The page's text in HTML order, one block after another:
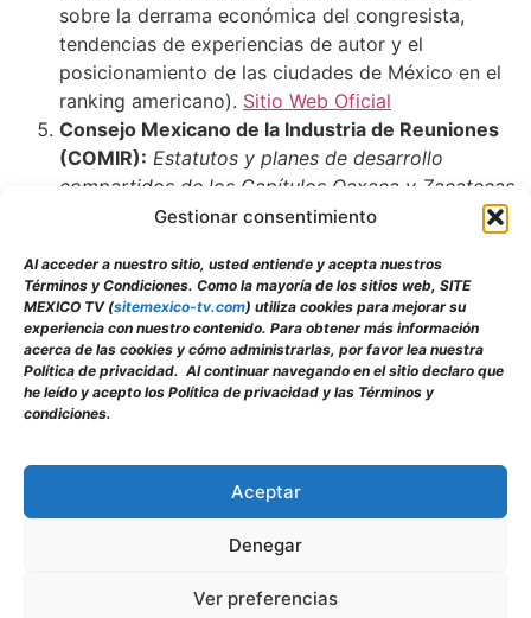
Gestionar consentimiento
Al acceder a nuestro sitio, usted entiende y acepta nuestros
Términos y Condiciones. Como la mayoría de los sitios web, SITE
MEXICO TV (sitemexico-tv.com) utiliza cookies para mejorar su
experiencia con nuestro contenido. Para obtener más información
acerca de las cookies y cómo administrarlas, por favor lea nuestra
Política de privacidad. Al continuar navegando en el sitio declaro que
he leído y acepto los Política de privacidad y las Términos y
condiciones.
Aceptar
Denegar
Ver preferencias
sobre la derrama económica del congresista,
tendencias de experiencias de autor y el
posicionamiento de las ciudades de México en el
ranking americano). Sitio Web Oficial
Consejo Mexicano de la Industria de Reuniones
(COMIR): Estatutos y planes de desarrollo
compartidos de los Capítulos Oaxaca y Zacatecas
(Informes sectoriales que detallan la integración
turísticos culturales en las agendas corporativas).
Sitio Web Oficial
Foto de Miguel González:
https://www.pexels.com/es-es/foto/mujer-
sujetando-cocinero-cocinar-28153865/
Desarrollado por GrupoAlebet – Todos los derechos